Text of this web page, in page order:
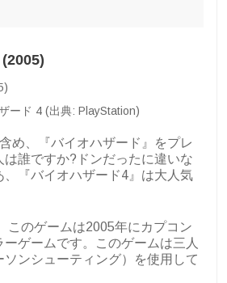
ード 4 (出典: PlayStation)
め、『バイオハザード』をプレ
は誰ですか?ドンだったに違いな
、『バイオハザード4』は大人気
このゲームは2005年にカプコン
ゲームです。このゲームは三人
ンシューティング）を使用して